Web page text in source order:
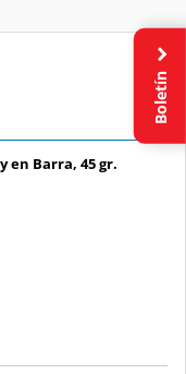
Barra, 45 gr.
Boletín